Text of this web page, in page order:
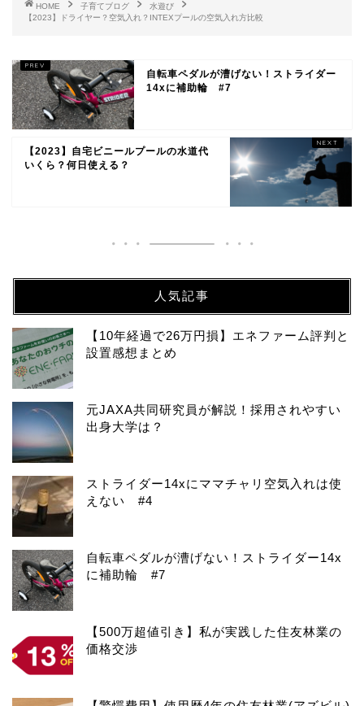
HOME 子育てブログ
水遊び
【2023】ドライヤー？空気入れ？INTEXプールの空気入れ方比較
自転車ペダルが漕げない！ストライダー
14xに補助輪 #7
【2023】自宅ビニールプールの水道代
いくら？何日使える？
人気記事
【10年経過で26万円損】エネファーム評判と
設置感想まとめ
元JAXA共同研究員が解説！採用されやすい
出身大学は？
ストライダー14xにママチャリ空気入れは使
えない #4
自転車ペダルが漕げない！ストライダー14x
に補助輪 #7
【500万超値引き】私が実践した住友林業の
価格交渉